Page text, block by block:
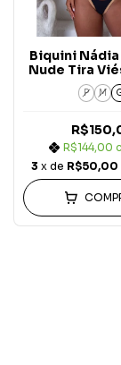
Biquini
Nude Tira
c/ Reg.
P M
R$144,00
3 x de R$50,00